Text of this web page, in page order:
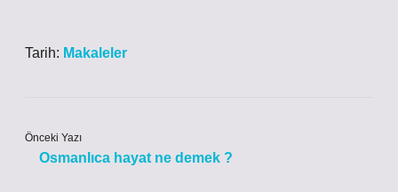
Tarih: Makaleler
Önceki Yazı
Osmanlıca hayat ne demek ?